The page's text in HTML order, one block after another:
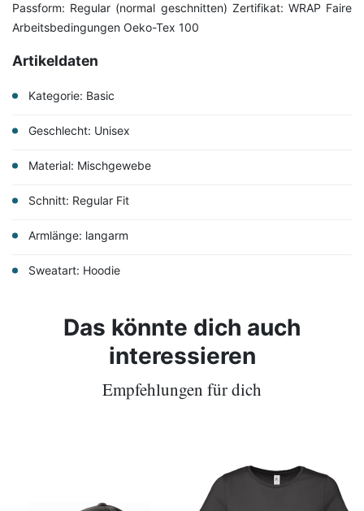
Passform: Regular (normal geschnitten) Zertifikat: WRAP Faire
Arbeitsbedingungen Oeko-Tex 100
Artikeldaten
Kategorie: Basic
Geschlecht: Unisex
Material: Mischgewebe
Schnitt: Regular Fit
Armlänge: langarm
Sweatart: Hoodie
Das könnte dich auch
interessieren
Empfehlungen für dich